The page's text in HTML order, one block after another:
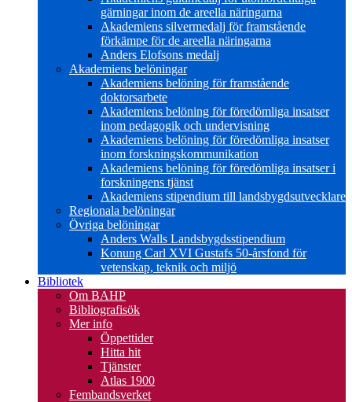
gärningar inom de areella näringarna
Akademiens silvermedalj för framstående
förkämpe för de areella näringarna
Anders Elofsons medalj
Akademiens belöningar
Akademiens belöning för framstående
doktorsarbete
Akademiens belöning för föredömliga insatser
inom pedagogik och undervisning
Akademiens belöning för föredömliga insatser
inom forskningskommunikation
Akademiens belöning för föredömliga insatser i
forskningens tjänst
Akademiens stipendium till landsbygdsutvecklare
Regionala belöningar
Övriga belöningar
Anders Walls Landsbygdsstipendium
Konung Carl XVI Gustafs 50-årsfond för
vetenskap, teknik och miljö
Bibliotek
Om BAHP
Bibliografisök
Mer info
Öppettider
Hitta hit
Tjänster
Atlas 1900
Fembandsverket